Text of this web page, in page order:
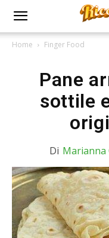
Home Finger Food
Pane
sottile
Di Marianna